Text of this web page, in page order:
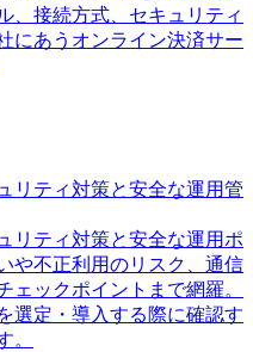
、接続方式、セキュリティ
にあうオンライン決済サー
リティ対策と安全な運用管
リティ対策と安全な運用ポ
や不正利用のリスク、通信
ェックポイントまで網羅。
選定・導入する際に確認す
。